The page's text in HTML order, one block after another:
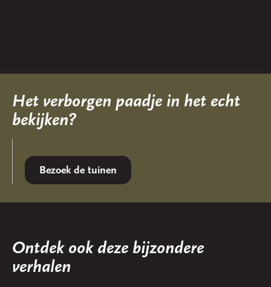
Het verborgen paadje in het echt
bekijken?
Bezoek de tuinen
Ontdek ook deze bijzondere
verhalen